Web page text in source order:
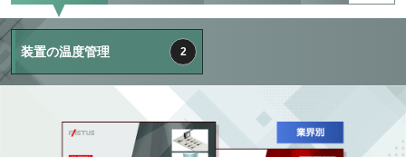
装置の温度管理 2